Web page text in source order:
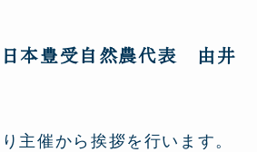
本豊受自然農代表 由井
主催から挨拶を行います。